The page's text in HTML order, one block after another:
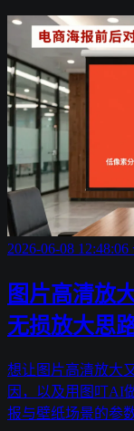
2026-06-08 12:48:06
图片高清放
无损放大思
想让图片高清放大
因，以及用图叮AI
报与壁纸场景的参